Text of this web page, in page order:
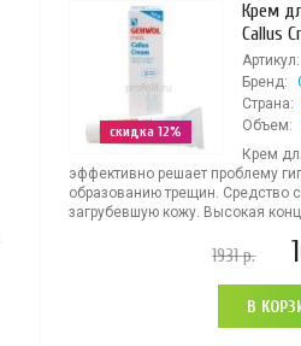
скидка 12%
Крем
Callus
Артикул:
Бренд:
Страна:
Объем:
Крем
эффективно решает проблему
образованию трещин. Средство
загрубевшую кожу. Высокая
1931р.
В